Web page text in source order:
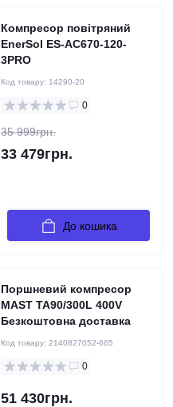
Компресор повітряний
EnerSol ES-AC670-120-
3PRO
Код товару: 14290-20
0
35 999грн.
33 479грн.
До кошика
Поршневий компресор
MAST TA90/300L 400V
Безкоштовна доставка
Код товару: 2140827052-665
0
51 430грн.